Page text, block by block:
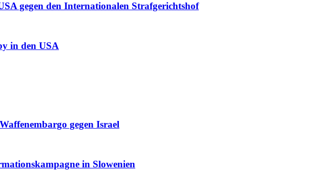
gegen den Internationalen Strafgerichtshof
in den USA
gegen Israel
in Slowenien